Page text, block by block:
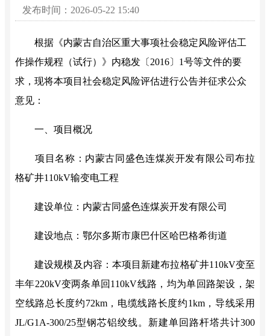
发布时间：2026-05-22 15:40
根据《内蒙古自治区重大事项社会稳定风险评估工
作操作规程（试行）》内稳发〔2016〕1号等文件的要
求，现将本项目社会稳定风险评估进行公告并征求公众
意见：
一、项目概况
项目名称： 内蒙古同盛色连煤炭开发有限公司布拉
格矿井110kV输变电工程
建设单位： 内蒙古同盛色连煤炭开发有限公司
建设地点： 鄂尔多斯市康巴什区哈巴格希街道
建设规模及内容：本项目新建布拉格矿井110kV变至
丰年220kV变两条单回110kV线路，均为单回路架设，架
空线路总长度约72km，电缆线路长度约1km，导线采用
JL/G1A-300/25型钢芯铝绞线。新建单回路杆塔共计300